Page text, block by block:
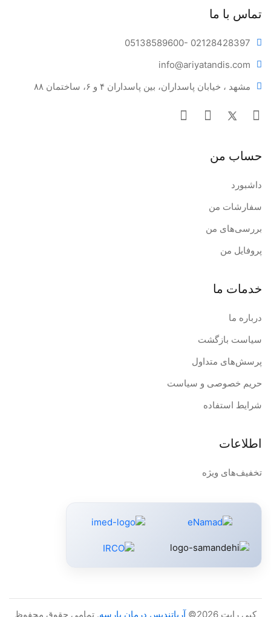
تماس با ما
05138589600- 02128428397
info@ariyatandis.com
مشهد ، خیابان پاسداران، بین پاسداران ۴ و ۶، ساختمان ۸۸
حساب من
داشبورد
سفارشات من
بررسی‌های من
پروفایل من
خدمات ما
درباره ما
سیاست بازگشت
پرسش‌های متداول
حریم خصوصی و سیاست
شرایط استفاده
اطلاعات
تخفیف‌های ویژه
کپی رایت 2026© آریاتندیس درمان پارسه. تمامی حقوق محفوظ